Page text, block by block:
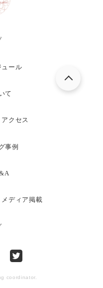
ュール
て
クセス
事例
メディア掲載
coordinator.